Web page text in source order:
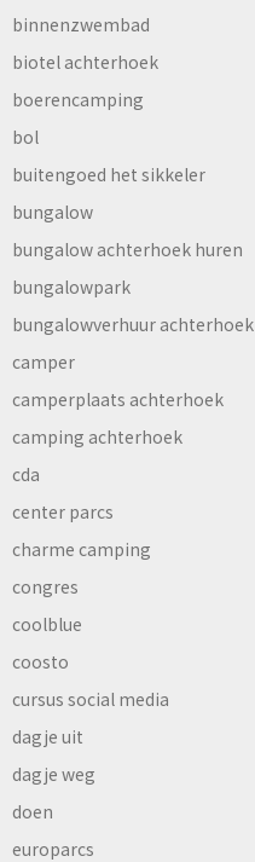
binnenzwembad
biotel achterhoek
boerencamping
bol
buitengoed het sikkeler
bungalow
bungalow achterhoek huren
bungalowpark
bungalowverhuur achterhoek
camper
camperplaats achterhoek
camping achterhoek
cda
center parcs
charme camping
congres
coolblue
coosto
cursus social media
dagje uit
dagje weg
doen
europarcs